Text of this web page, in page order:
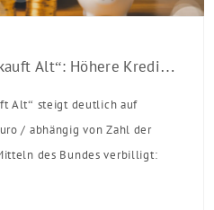
KfW-Förderung „Jung kauft Alt“: Höhere Kredite ab August 2026
Alt“ steigt deutlich auf
/ abhängig von Zahl der
des Bundes verbilligt: